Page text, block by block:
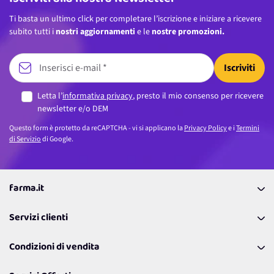
Ti basta un ultimo click per completare l’iscrizione e iniziare a ricevere
subito tutti i nostri aggiornamenti e le nostre promozioni.
Iscriviti
Letta l’informativa privacy, presto il mio consenso per ricevere
newsletter e/o DEM
Questo form è protetto da reCAPTCHA - vi si applicano laPrivacy Policye iTermini
di Serviziodi Google.
farma.it
Coupon
Lavora con noi
Servizi clienti
Richiamami
Condizioni di vendita